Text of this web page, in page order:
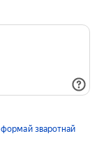
формай зваротнай